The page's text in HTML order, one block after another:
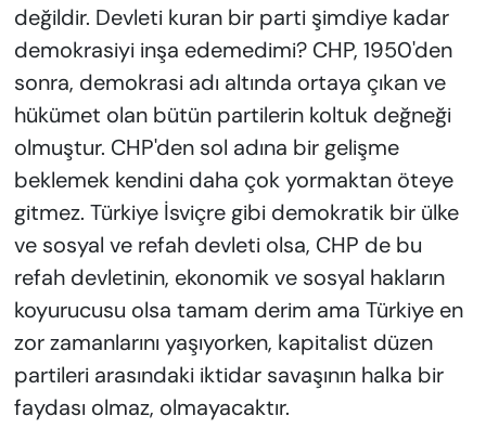
değildir. Devleti kuran bir parti şimdiye kadar
demokrasiyi inşa edemedimi? CHP, 1950'den
sonra, demokrasi adı altında ortaya çıkan ve
hükümet olan bütün partilerin koltuk değneği
olmuştur. CHP'den sol adına bir gelişme
beklemek kendini daha çok yormaktan öteye
gitmez. Türkiye İsviçre gibi demokratik bir ülke
ve sosyal ve refah devleti olsa, CHP de bu
refah devletinin, ekonomik ve sosyal hakların
koyurucusu olsa tamam derim ama Türkiye en
zor zamanlarını yaşıyorken, kapitalist düzen
partileri arasındaki iktidar savaşının halka bir
faydası olmaz, olmayacaktır.